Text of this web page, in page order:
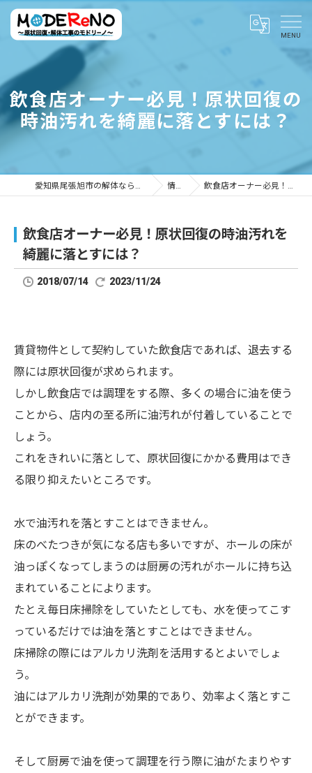
飲食店オーナー必見！原状回復の
時油汚れを綺麗に落とすには？
愛知県尾張旭市の解体ならMODEReNO ～原状回復・解体工事のモドリーノ～ 情報ブログ 飲食店オーナー必見！原状回復の時油汚れを綺麗に落とすには？
飲食店オーナー必見！原状回復の時油汚れを
綺麗に落とすには？
2018/07/14 2023/11/24
賃貸物件として契約していた飲食店であれば、退去する
際には原状回復が求められます。
しかし飲食店では調理をする際、多くの場合に油を使う
ことから、店内の至る所に油汚れが付着していることで
しょう。
これをきれいに落として、原状回復にかかる費用はでき
る限り抑えたいところです。
水で油汚れを落とすことはできません。
床のべたつきが気になる店も多いですが、ホールの床が
油っぽくなってしまうのは厨房の汚れがホールに持ち込
まれていることによります。
たとえ毎日床掃除をしていたとしても、水を使ってこす
っているだけでは油を落とすことはできません。
床掃除の際にはアルカリ洗剤を活用するとよいでしょ
う。
油にはアルカリ洗剤が効果的であり、効率よく落とすこ
とができます。
そして厨房で油を使って調理を行う際に油がたまりやす